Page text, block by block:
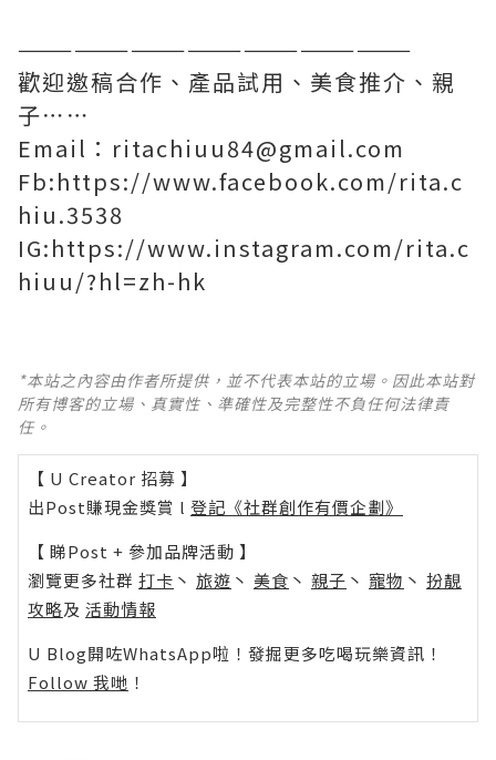
—————————————————————
歡迎邀稿合作、產品試用、美食推介、親
子⋯⋯
Email：ritachiuu84@gmail.com
Fb:https://www.facebook.com/rita.c
hiu.3538
IG:https://www.instagram.com/rita.c
hiuu/?hl=zh-hk
*本站之內容由作者所提供，並不代表本站的立場。因此本站對
所有博客的立場、真實性、準確性及完整性不負任何法律責
任。
【 U Creator 招募 】
出Post賺現金獎賞 l 登記《社群創作有價企劃》
【 睇Post + 參加品牌活動 】
瀏覽更多社群 打卡 丶 旅遊 丶 美食 丶 親子 丶 寵物 丶 扮靚
攻略及 活動情報
U Blog開咗WhatsApp啦！發掘更多吃喝玩樂資訊！
Follow 我哋 ！